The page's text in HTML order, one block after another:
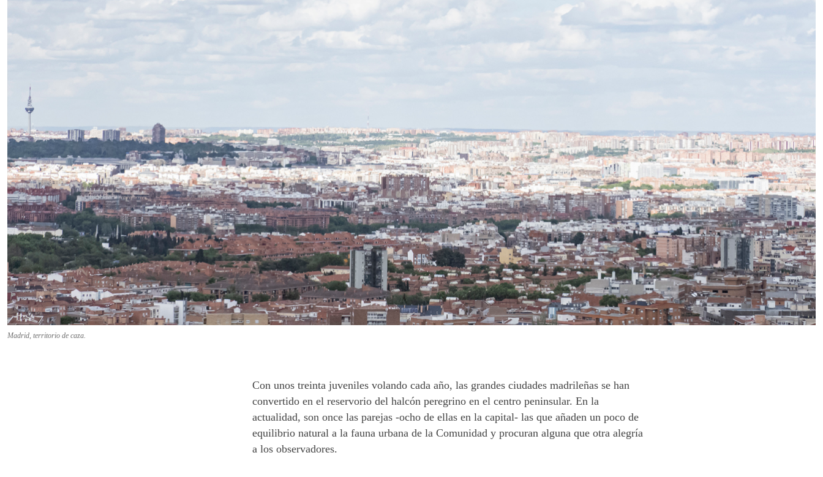
Madrid, territorio de caza.
Con unos treinta juveniles volando cada año, las grandes ciudades madrileñas se han
convertido en el reservorio del halcón peregrino en el centro peninsular. En la
actualidad, son once las parejas -ocho de ellas en la capital- las que añaden un poco de
equilibrio natural a la fauna urbana de la Comunidad y procuran alguna que otra alegría
a los observadores.